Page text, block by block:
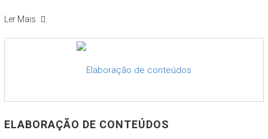
Ler Mais
ELABORAÇÃO DE CONTEÚDOS